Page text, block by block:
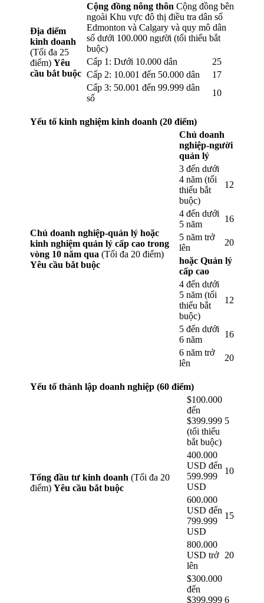
Địa điểm
kinh doanh
(Tối đa 25
điểm) Yêu
cầu bắt buộc
Cộng đồng nông thôn Cộng đồng bên
ngoài Khu vực đô thị điều tra dân số
Edmonton và Calgary và quy mô dân
số dưới 100.000 người (tối thiểu bắt
buộc)
Cấp 1: Dưới 10.000 dân
25
Cấp 2: 10.001 đến 50.000 dân
17
Cấp 3: 50.001 đến 99.999 dân
số
10
Yếu tố kinh nghiệm kinh doanh (20 điểm)
Chủ doanh nghiệp-quản lý hoặc
kinh nghiệm quản lý cấp cao trong
vòng 10 năm qua (Tối đa 20 điểm)
Yêu cầu bắt buộc
Chủ doanh
nghiệp-người
quản lý
3 đến dưới
4 năm (tối
thiểu bắt
buộc)
12
4 đến dưới
5 năm
16
5 năm trở
lên
20
hoặc Quản lý
cấp cao
4 đến dưới
5 năm (tối
thiểu bắt
buộc)
12
5 đến dưới
6 năm
16
6 năm trở
lên
20
Yếu tố thành lập doanh nghiệp (60 điểm)
Tổng đầu tư kinh doanh (Tối đa 20
điểm) Yêu cầu bắt buộc
$100.000
đến
$399.999
(tối thiểu
bắt buộc)
5
400.000
USD đến
599.999
USD
10
600.000
USD đến
799.999
USD
15
800.000
USD trở
lên
20
$300.000
đến
$399.999 6